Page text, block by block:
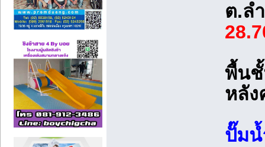
ต.ล
พื้นชั้
หลัง
ปั๊มน้